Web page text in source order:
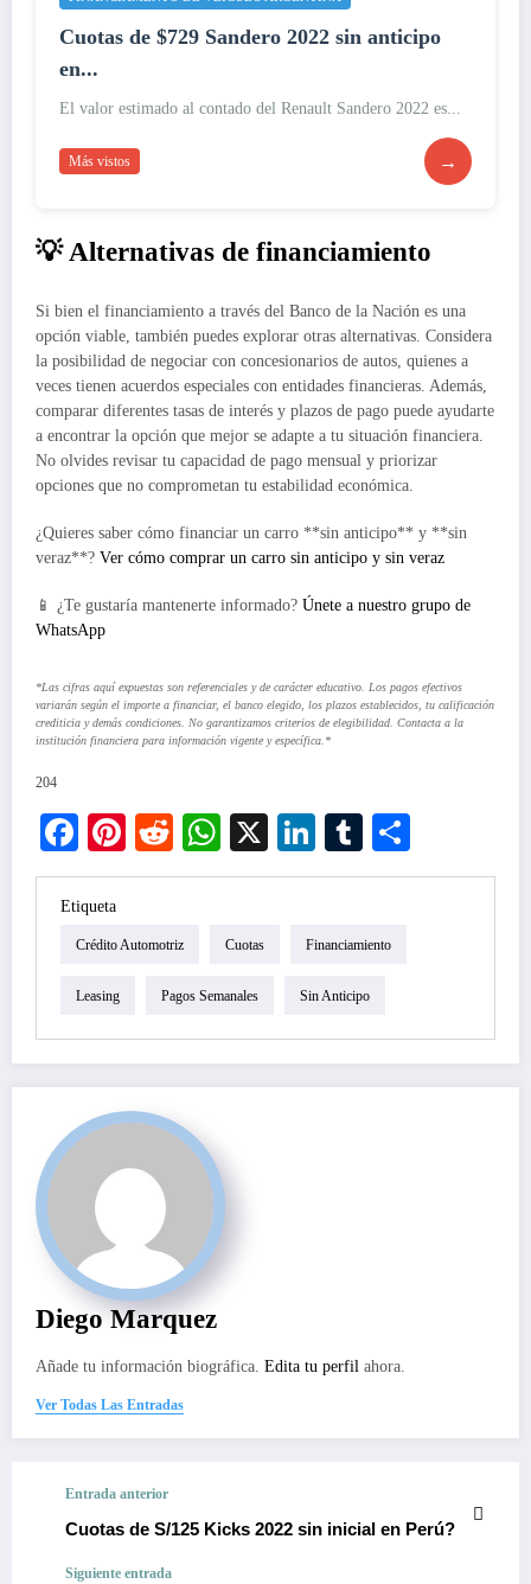
Cuotas de $729 Sandero 2022 sin anticipo
en...
El valor estimado al contado del Renault Sandero 2022 es...
Más vistos →
💡 Alternativas de financiamiento
Si bien el financiamiento a través del Banco de la Nación es una
opción viable, también puedes explorar otras alternativas. Considera
la posibilidad de negociar con concesionarios de autos, quienes a
veces tienen acuerdos especiales con entidades financieras. Además,
comparar diferentes tasas de interés y plazos de pago puede ayudarte
a encontrar la opción que mejor se adapte a tu situación financiera.
No olvides revisar tu capacidad de pago mensual y priorizar
opciones que no comprometan tu estabilidad económica.
¿Quieres saber cómo financiar un carro **sin anticipo** y **sin
veraz**? Ver cómo comprar un carro sin anticipo y sin veraz
📱 ¿Te gustaría mantenerte informado? Únete a nuestro grupo de
WhatsApp
*Las cifras aquí expuestas son referenciales y de carácter educativo. Los pagos efectivos
variarán según el importe a financiar, el banco elegido, los plazos establecidos, tu calificación
crediticia y demás condiciones. No garantizamos criterios de elegibilidad. Contacta a la
institución financiera para información vigente y específica.*
204
Facebook
Pinterest
RedditWhatsApp
X LinkedIn
Tumblr
Etiqueta
Crédito Automotriz Cuotas Financiamiento
Leasing Pagos Semanales Sin Anticipo
Diego Marquez
Añade tu información biográfica. Edita tu perfil ahora.
Ver Todas Las Entradas
Entrada anterior
Cuotas de S/125 Kicks 2022 sin inicial en Perú?
Siguiente entrada